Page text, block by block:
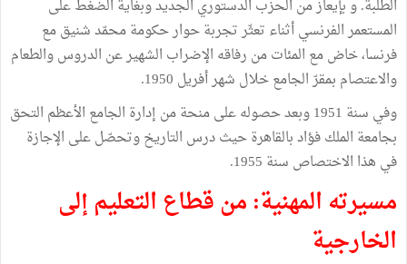
الطلبة. و بإيعاز من الحزب الدستوري الجديد وبغاية الضغط على
المستعمر الفرنسي أثناء تعثّر تجربة حوار حكومة محمّد شنيق مع
فرنسا، خاض مع المئات من رفاقه الإضراب الشهير عن الدروس والطعام
والاعتصام بمقرّ الجامع خلال شهر أفريل 1950.
وفي سنة 1951 وبعد حصوله على منحة من إدارة الجامع الأعظم التحق
بجامعة الملك فؤاد بالقاهرة حيث درس التاريخ وتحصّل على الإجازة
في هذا الاختصاص سنة 1955.
مسيرته المهنية: من قطاع التعليم إلى
الخارجية